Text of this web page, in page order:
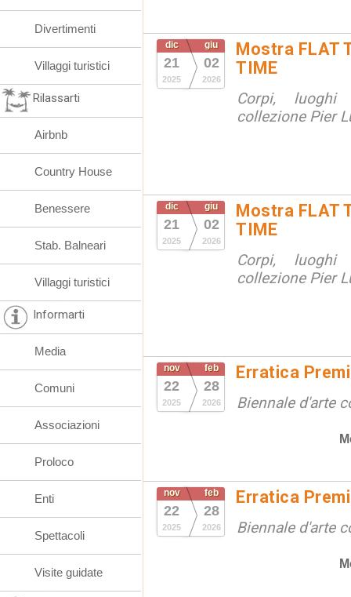
dic
21
2025
giu
02
2026
Mostra FLAT
TIME
Corpi,
collezione Pier
dic
21
2025
giu
02
2026
Mostra FLAT
TIME
Corpi,
collezione Pier
nov
22
2025
feb
28
2026
Erratica
Biennale d'arte
nov
22
2025
feb
28
2026
Erratica
Biennale d'arte
Divertimenti
Villaggi turistici
Rilassarti
Airbnb
Country House
Benessere
Stab. Balneari
Villaggi turistici
Informarti
Media
Comuni
Associazioni
Proloco
Enti
Spettacoli
Visite guidate